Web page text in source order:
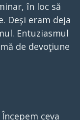
în loc să
Deşi eram deja
Entuziasmul
de devoţiune
ceva